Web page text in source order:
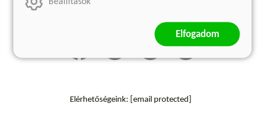
Szállítási információk
Elérhetőségeink: [email protected]
Elfogadom